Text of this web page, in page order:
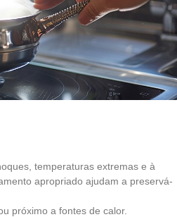
temperaturas extremas e à
apropriado ajudam a preservá-
próximo a fontes de calor.